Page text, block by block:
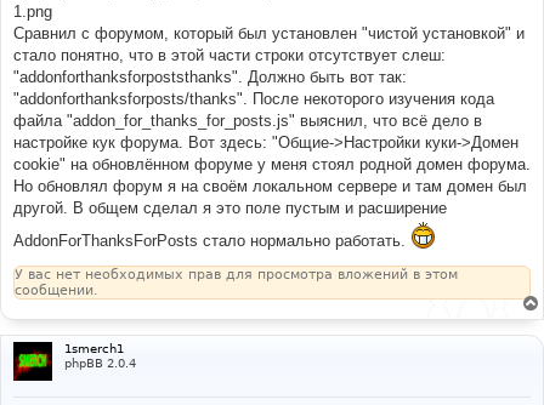
1.png
Сравнил с форумом, который был установлен "чистой установкой" и
стало понятно, что в этой части строки отсутствует слеш:
"addonforthanksforpoststhanks". Должно быть вот так:
"addonforthanksforposts/thanks". После некоторого изучения кода
файла "addon_for_thanks_for_posts.js" выяснил, что всё дело в
настройке кук форума. Вот здесь: "Общие->Настройки куки->Домен
cookie" на обновлённом форуме у меня стоял родной домен форума.
Но обновлял форум я на своём локальном сервере и там домен был
другой. В общем сделал я это поле пустым и расширение
AddonForThanksForPosts стало нормально работать.
У вас нет необходимых прав для просмотра вложений в этом
сообщении.
1smerch1
phpBB 2.0.4